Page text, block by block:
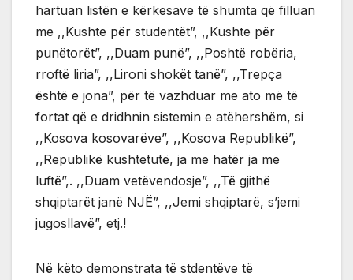
hartuan listën e kërkesave të shumta që filluan
me ,,Kushte për studentët”, ,,Kushte për
punëtorët”, ,,Duam punë”, ,,Poshtë robëria,
rroftë liria”, ,,Lironi shokët tanë”, ,,Trepça
është e jona”, për të vazhduar me ato më të
fortat që e dridhnin sistemin e atëhershëm, si
,,Kosova kosovarëve”, ,,Kosova Republikë”,
,,Republikë kushtetutë, ja me hatër ja me
luftë”,. ,,Duam vetëvendosje”, ,,Të gjithë
shqiptarët janë NJË”, ,,Jemi shqiptarë, s’jemi
jugosllavë”, etj.!
Në këto demonstrata të stdentëve të